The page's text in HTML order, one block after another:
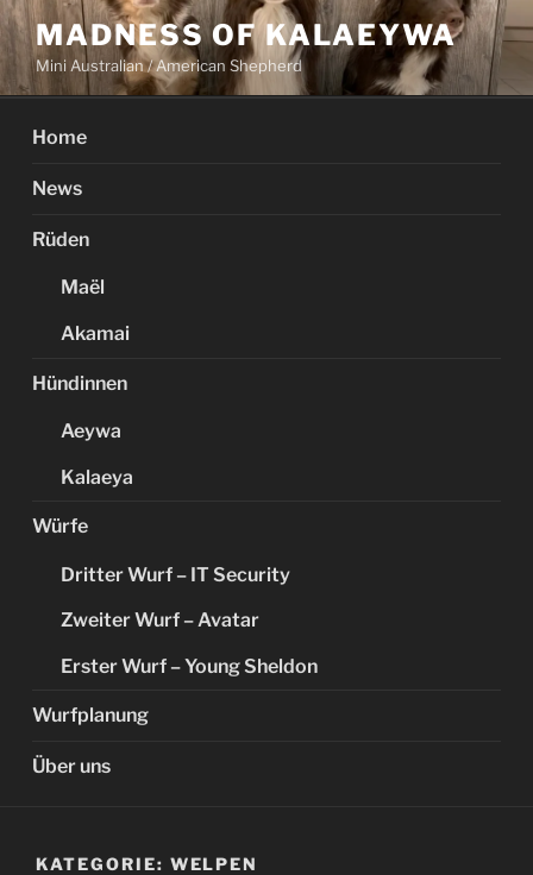
Zum
Inhalt
springen
MADNESS OF KALAEYWA
Mini Australian / American Shepherd
Home
News
Rüden
Maël
Akamai
Hündinnen
Aeywa
Kalaeya
Würfe
Dritter Wurf – IT Security
Zweiter Wurf – Avatar
Erster Wurf – Young Sheldon
Wurfplanung
Über uns
KATEGORIE: WELPEN